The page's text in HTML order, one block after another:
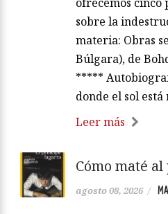
sobre la
materia: Obras
Búlgara), de
*****
donde el sol
Leer más
Cómo maté
agosto 08, 2026 /